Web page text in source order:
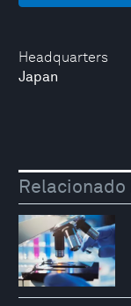
Headquarters
Japan
Relacionado